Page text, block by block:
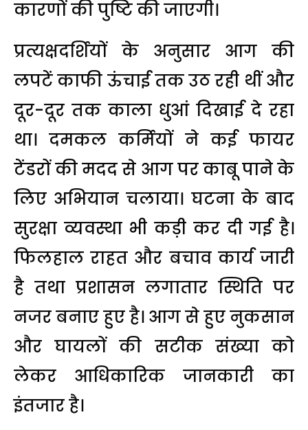
कारणों की पुष्टि की जाएगी।
प्रत्यक्षदर्शियों के अनुसार आग की
लपटें काफी ऊंचाई तक उठ रही थीं और
दूर-दूर तक काला धुआं दिखाई दे रहा
था। दमकल कर्मियों ने कई फायर
टेंडरों की मदद से आग पर काबू पाने के
लिए अभियान चलाया। घटना के बाद
सुरक्षा व्यवस्था भी कड़ी कर दी गई है।
फिलहाल राहत और बचाव कार्य जारी
है तथा प्रशासन लगातार स्थिति पर
नजर बनाए हुए है। आग से हुए नुकसान
और घायलों की सटीक संख्या को
लेकर आधिकारिक जानकारी का
इंतजार है।